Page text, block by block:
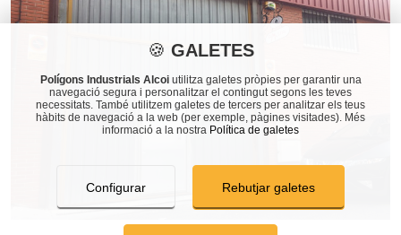
🍪 GALETES
Polígons Industrials Alcoiutilitza galetes pròpies per garantir una
navegació segura i personalitzar el contingut segons les teves
necessitats. També utilitzem galetes de tercers per analitzar els teus
hàbits de navegació a la web (per exemple, pàgines visitades). Més
informació a la nostra Política de galetes
Configurar Rebutjar galetes